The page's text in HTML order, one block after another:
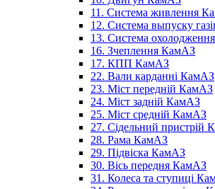
11. Система живлення
12. Система выпуску
13. Система
16. Зчеплення КамАЗ
17. КПП КамАЗ
22. Вали карданні КамАЗ
23. Міст передній КамАЗ
24. Міст задній КамАЗ
25. Міст средній КамАЗ
27. Сідельний пристрій
28. Рама КамАЗ
29. Підвіска КамАЗ
30. Вісь передня КамАЗ
31. Колеса та ступиці